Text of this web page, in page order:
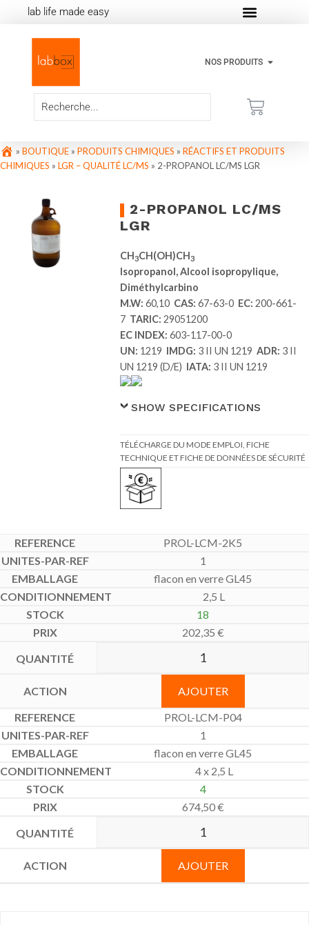
lab life made easy
NOS PRODUITS
» BOUTIQUE » PRODUITS CHIMIQUES » RÉACTIFS ET PRODUITS
CHIMIQUES » LGR – QUALITÉ LC/MS » 2-PROPANOL LC/MS LGR
2-PROPANOL LC/MS
LGR
CH 3CH(OH)CH 3
Isopropanol, Alcool isopropylique,
Diméthylcarbino
M.W:60,10 CAS:67-63-0 EC:200-661-
7 TARIC:29051200
EC INDEX:603-117-00-0
UN: 1219 IMDG: 3 II UN 1219ADR: 3 II
UN 1219 (D/E)
IATA: 3 II UN 1219
SHOW SPECIFICATIONS
TÉLÉCHARGE DU MODE EMPLOI, FICHE
TECHNIQUE ET FICHE DE DONNÉES DE SÉCURITÉ
PROL-LCM-2K5
1
flacon en verre GL45
2,5 L
18
202,35 €
AJOUTER
PROL-LCM-P04
1
flacon en verre GL45
4 x 2,5 L
4
674,50€
AJOUTER